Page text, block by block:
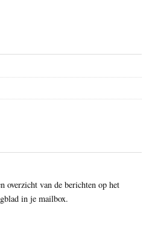
overzicht van de berichten op het
in je mailbox.